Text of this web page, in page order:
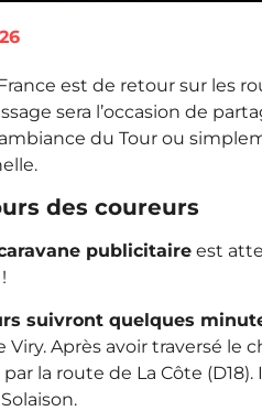
est de retour sur les
sera l’occasion de
du Tour ou
des coureurs
publicitaire est
suivront quelques
Viry. Après avoir traversé le
la route de La Côte